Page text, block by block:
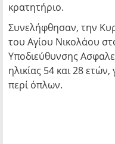
κρατητήριο.
Συνελήφθησαν, την
του Αγίου Νικολάου
Υποδιεύθυνσης
ηλικίας 54 και 28
περί όπλων.